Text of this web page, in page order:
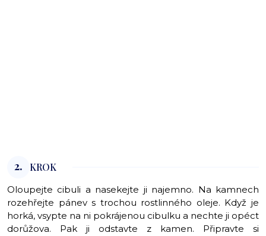
2. KROK
Oloupejte cibuli a nasekejte ji najemno. Na kamnech
rozehřejte pánev s trochou rostlinného oleje. Když je
horká, vsypte na ni pokrájenou cibulku a nechte ji opéct
dorůžova. Pak ji odstavte z kamen. Připravte si